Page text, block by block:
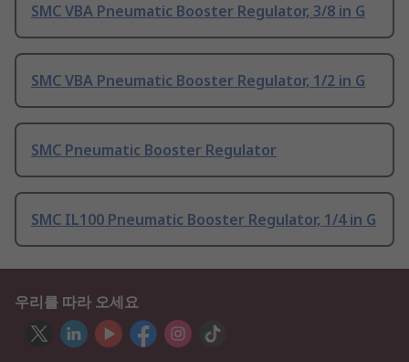
SMC VBA Pneumatic Booster Regulator, 3/8 in G
SMC VBA Pneumatic Booster Regulator, 1/2 in G
SMC Pneumatic Booster Regulator
SMC IL100 Pneumatic Booster Regulator, 1/4 in G
우리를 따라 오세요